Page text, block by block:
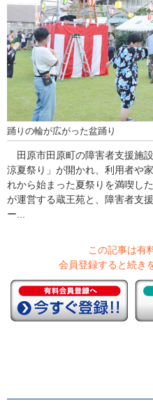
踊りの輪が広がった盆踊り
田原市田原町の障害者支援施
涼夏祭り」が開かれ、利用者や
れから始まった夏祭りを満喫し
が運営する蔵王苑と、障害者支
ー...
この記事は有
会員登録すると続き